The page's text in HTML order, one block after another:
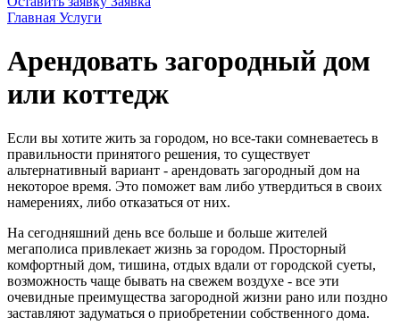
Главная Услуги
Арендовать загородный дом
или коттедж
Если вы хотите жить за городом, но все-таки сомневаетесь в
правильности принятого решения, то существует
альтернативный вариант - арендовать загородный дом на
некоторое время. Это поможет вам либо утвердиться в своих
намерениях, либо отказаться от них.
На сегодняшний день все больше и больше жителей
мегаполиса привлекает жизнь за городом. Просторный
комфортный дом, тишина, отдых вдали от городской суеты,
возможность чаще бывать на свежем воздухе - все эти
очевидные преимущества загородной жизни рано или поздно
заставляют задуматься о приобретении собственного дома.